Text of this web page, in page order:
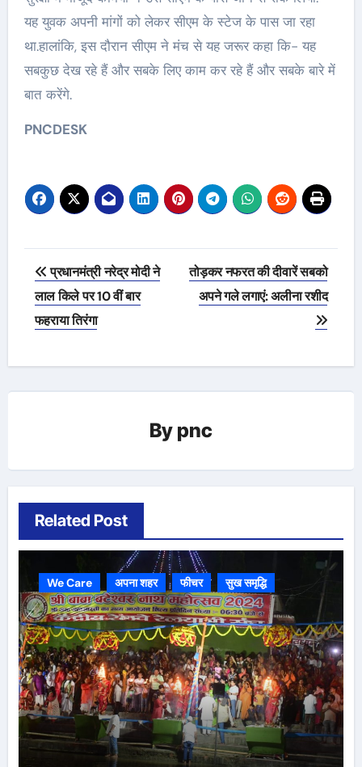
यह युवक अपनी मांगों को लेकर सीएम के स्टेज के पास जा रहा
था.हालांकि, इस दौरान सीएम ने मंच से यह जरूर कहा कि- यह
सबकुछ देख रहे हैं और सबके लिए काम कर रहे हैं और सबके बारे में
बात करेंगे.
PNCDESK
Post
navigation
प्रधानमंत्री नरेद्र मोदी ने
लाल किले पर 10 वीं बार
फहराया तिरंगा
तोड़कर नफरत की दीवारें सबको
अपने गले लगाएं: अलीना रशीद
By pnc
Related Post
We Care अपना शहर फीचर सुख समृद्धि